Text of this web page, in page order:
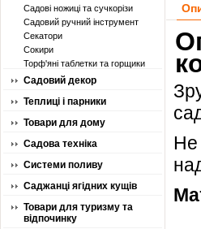
Садові ножиці та сучкорізи
Садовий ручний інструмент
Секатори
Сокири
Торф'яні таблетки та горщики
Садовий декор
Теплиці і парники
Товари для дому
Садова техніка
Системи поливу
Саджанці ягідних кущів
Товари для туризму та
відпочинку
Не